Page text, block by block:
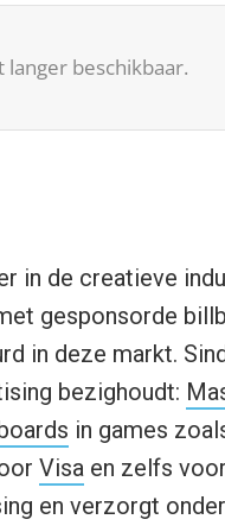
langer beschikbaar.
in de creatieve
gesponsorde
in deze markt.
bezighoudt:
in games
Visaen zelfs voor
en verzorgt